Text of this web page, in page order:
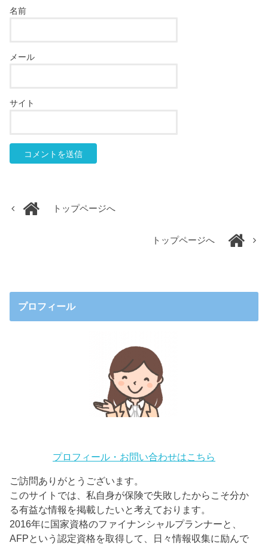
名前
メール
サイト
トップページへ
トップページへ
プロフィール
プロフィール・お問い合わせはこちら
ご訪問ありがとうございます。
このサイトでは、私自身が保険で失敗したからこそ分か
る有益な情報を掲載したいと考えております。
2016年に国家資格のファイナンシャルプランナーと、
AFPという認定資格を取得して、日々情報収集に励んで